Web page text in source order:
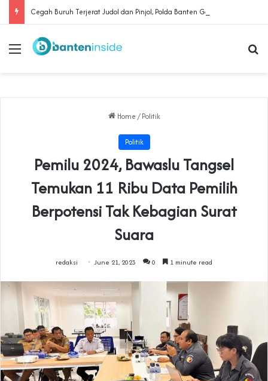
Menu
Home / Politik
Politik
Pemilu 2024, Bawaslu Tangsel
Temukan 11 Ribu Data Pemilih
Berpotensi Tak Kebagian Surat
Suara
redaksi June 21, 2023 0 1 minute read